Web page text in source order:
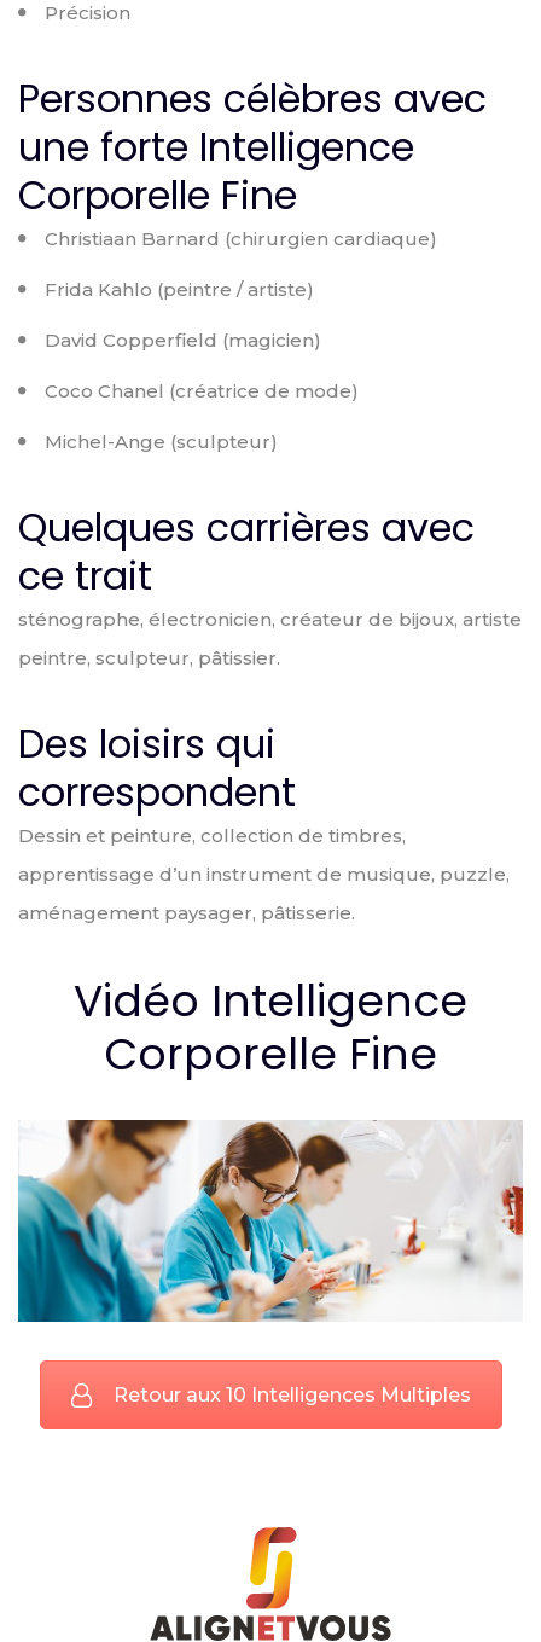
Précision
Personnes célèbres avec
une forte Intelligence
Corporelle Fine
Christiaan Barnard (chirurgien cardiaque)
Frida Kahlo (peintre / artiste)
David Copperfield (magicien)
Coco Chanel (créatrice de mode)
Michel-Ange (sculpteur)
Quelques carrières avec
ce trait
sténographe, électronicien, créateur de bijoux, artiste
peintre, sculpteur, pâtissier.
Des loisirs qui
correspondent
Dessin et peinture, collection de timbres,
apprentissage d’un instrument de musique, puzzle,
aménagement paysager, pâtisserie.
Vidéo Intelligence
Corporelle Fine
Retour aux 10 Intelligences Multiples